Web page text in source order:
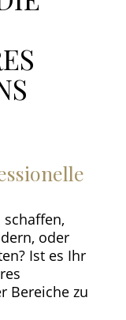
oder
Ist es Ihr
Bereiche zu